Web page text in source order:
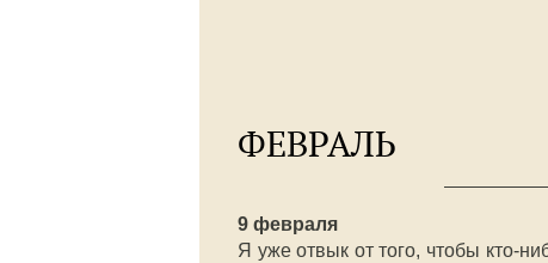
ФЕВРАЛЬ
9 февраля
Я уже отвык от того, чтобы кто-